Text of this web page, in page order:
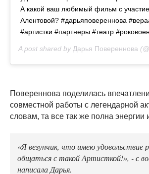
А какой ваш любимый фильм с
Алентовой? #дарьяповереннова
#артистки #партнеры #театр
A post shared by Дарья Повереннова
Повереннова поделилась
совместной работы с легендарной
словам, та все так же полна энергии
«Я везунчик, что имею удовольствие
общаться с такой Артисткой!», - с
написала Дарья.